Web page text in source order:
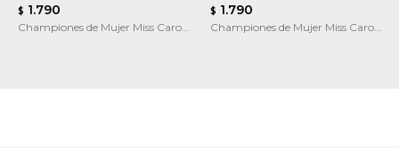
$ 1.790
Championes de Mujer Miss Carol
$ 1.790
Championes de Mujer Miss Carol